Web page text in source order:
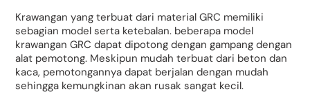
Krawangan yang terbuat dari material GRC memiliki
sebagian model serta ketebalan. beberapa model
krawangan GRC dapat dipotong dengan gampang dengan
alat pemotong. Meskipun mudah terbuat dari beton dan
kaca, pemotongannya dapat berjalan dengan mudah
sehingga kemungkinan akan rusak sangat kecil.